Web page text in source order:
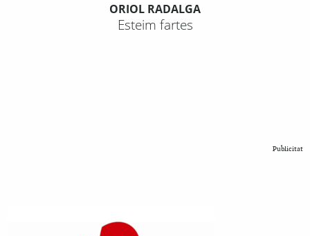
ORIOL RADALGA
Esteim fartes
Publicitat